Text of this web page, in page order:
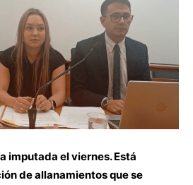
imputada el viernes. Está
de allanamientos que se